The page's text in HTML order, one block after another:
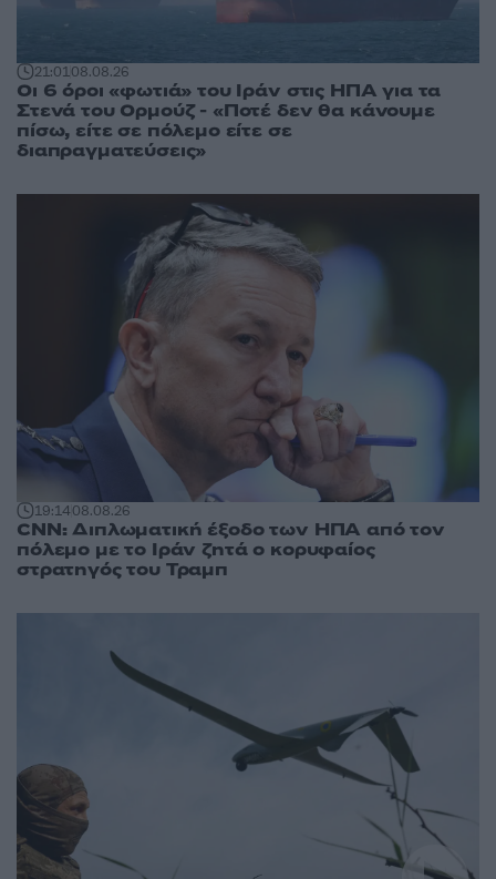
21:0108.08.26
Οι 6 όροι «φωτιά» του Ιράν στις ΗΠΑ για τα
Στενά του Ορμούζ - «Ποτέ δεν θα κάνουμε
πίσω, είτε σε πόλεμο είτε σε
διαπραγματεύσεις»
19:1408.08.26
CNN: Διπλωματική έξοδο των ΗΠΑ από τον
πόλεμο με το Ιράν ζητά ο κορυφαίος
στρατηγός του Τραμπ